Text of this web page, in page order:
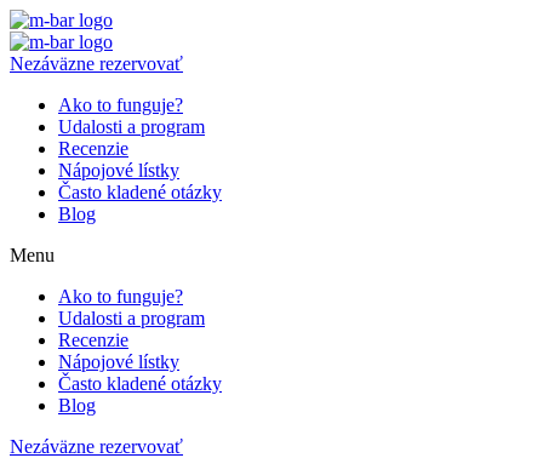
Nezáväzne rezervovať
Ako to funguje?
Udalosti a program
Recenzie
Nápojové lístky
Často kladené otázky
Blog
Menu
Ako to funguje?
Udalosti a program
Recenzie
Nápojové lístky
Často kladené otázky
Blog
Nezáväzne rezervovať